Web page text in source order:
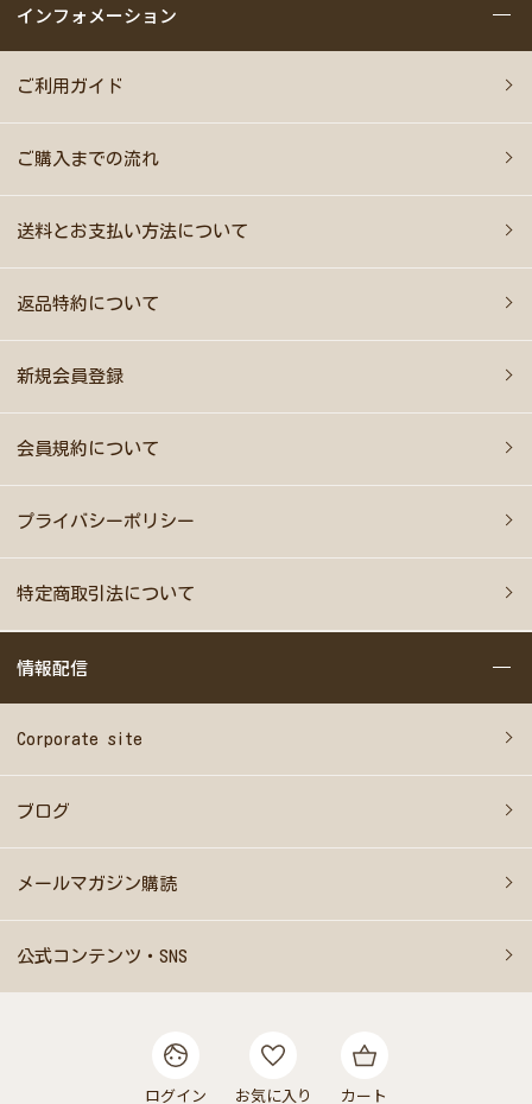
インフォメーション
ご利用ガイド
ご購入までの流れ
送料とお支払い方法について
返品特約について
新規会員登録
会員規約について
プライバシーポリシー
特定商取引法について
情報配信
Corporate site
ブログ
メールマガジン購読
公式コンテンツ・SNS
ログイン お気に入り カート